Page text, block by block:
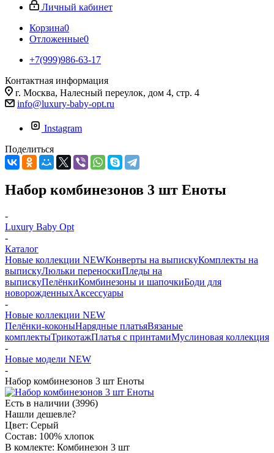
Личный кабинет
Корзина0
Отложенные0
+7(999)986-63-17
Контактная информация
г. Москва, Налесный переулок, дом 4, стр. 4
info@luxury-baby-opt.ru
Instagram
Поделиться
Набор комбинезонов 3 шт Еноты
-
Luxury Baby Opt
-
Каталог
Новые коллекции NEWКонверты на выпискуКомплекты на
выпискуЛюльки переноскиПледы на
выпискуПелёнкиКомбинезоны и шапочкиБоди для
новорожденныхАксессуары
-
Новые коллекции NEW
Пелёнки-коконыНарядные платьяВязаные
комплектыТрикотажПлатья с принтамиМуслиновая коллекция
-
Новые модели NEW
-
Набор комбинезонов 3 шт Еноты
Есть в наличии (3996)
Нашли дешевле?
Цвет: Серый
Состав: 100% хлопок
В комлекте: Комбинезон 3 шт